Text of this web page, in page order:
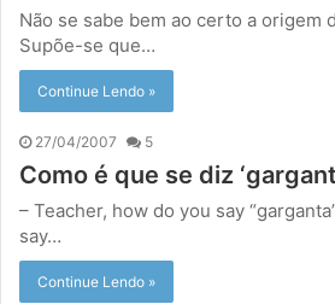
Não se sabe bem ao certo a origem
Supõe-se que…
Continue Lendo »
27/04/2007 5
Como é que se diz
– Teacher, how do you say
say…
Continue Lendo »